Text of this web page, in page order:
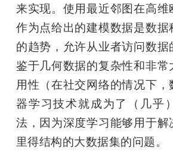
来实现。使用最近邻图在高维
作为点给出的建模数据是数
的趋势，允许从业者访问数
鉴于几何数据的复杂性和非
用性（在社交网络的情况下
器学习技术就成为了（几乎
法，因为深度学习能够用于
里得结构的大数据集的问题。